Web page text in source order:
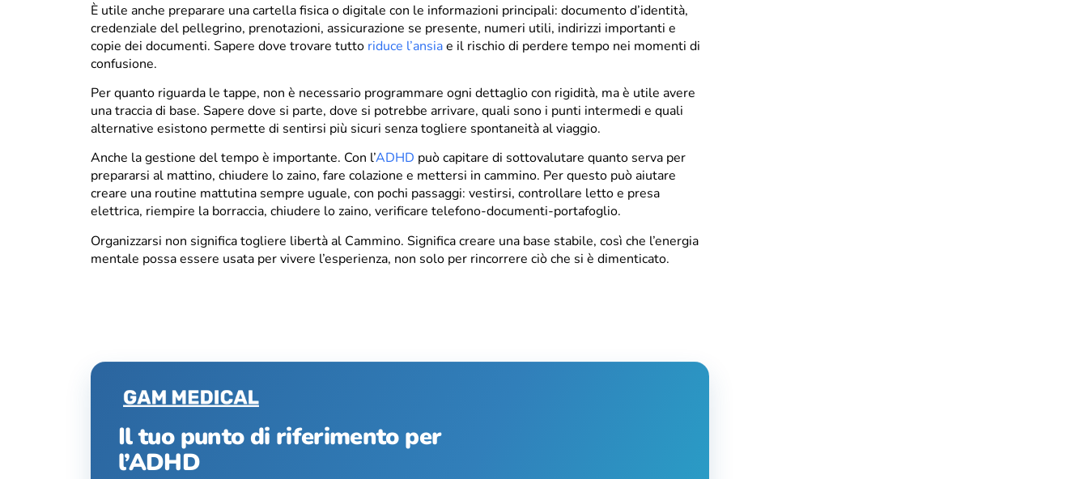
È utile anche preparare una cartella fisica o digitale con le informazioni principali: documento d’identità,
credenziale del pellegrino, prenotazioni, assicurazione se presente, numeri utili, indirizzi importanti e
copie dei documenti. Sapere dove trovare tutto riduce l’ansiae il rischio di perdere tempo nei momenti di
confusione.
Per quanto riguarda le tappe, non è necessario programmare ogni dettaglio con rigidità, ma è utile avere
una traccia di base. Sapere dove si parte, dove si potrebbe arrivare, quali sono i punti intermedi e quali
alternative esistono permette di sentirsi più sicuri senza togliere spontaneità al viaggio.
Anche la gestione del tempo è importante. Con l’ADHD può capitare di sottovalutare quanto serva per
prepararsi al mattino, chiudere lo zaino, fare colazione e mettersi in cammino. Per questo può aiutare
creare una routine mattutina sempre uguale, con pochi passaggi: vestirsi, controllare letto e presa
elettrica, riempire la borraccia, chiudere lo zaino, verificare telefono-documenti-portafoglio.
Organizzarsi non significa togliere libertà al Cammino. Significa creare una base stabile, così che l’energia
mentale possa essere usata per vivere l’esperienza, non solo per rincorrere ciò che si è dimenticato.
Il tuo punto di riferimento per
l’ADHD